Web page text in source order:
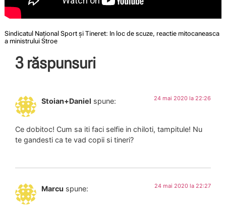
Sindicatul Național Sport și Tineret: In loc de scuze, reactie mitocaneasca
a ministrului Stroe
3 răspunsuri
Stoian+Daniel spune: 24 mai 2020 la 22:26
Ce dobitoc! Cum sa iti faci selfie in chiloti, tampitule! Nu
te gandesti ca te vad copii si tineri?
Marcu spune: 24 mai 2020 la 22:27